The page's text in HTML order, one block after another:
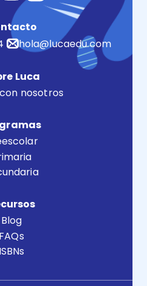
hola@lucaedu.com
Luca
nosotros
Blog
FAQs
ISBNs